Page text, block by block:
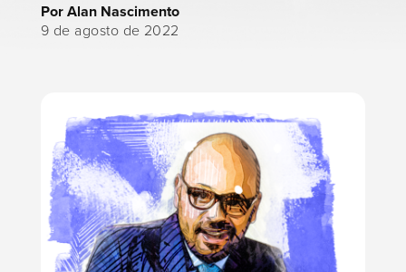
Por Alan Nascimento
9 de agosto de 2022